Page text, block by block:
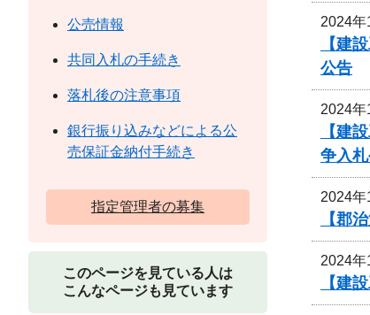
2024
【建
公告
2024
【建
争入
2024
【郡
2024
【建
公売情報
共同入札の手続き
落札後の注意事項
銀行振り込みなどによる公
売保証金納付手続き
指定管理者の募集
このページを見ている人は
こんなページも見ています